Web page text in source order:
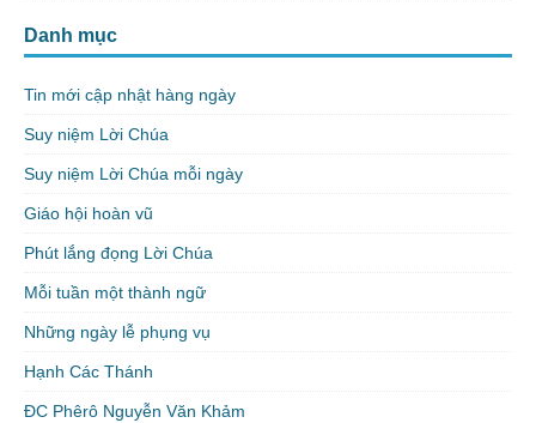
Danh mục
Tin mới cập nhật hàng ngày
Suy niệm Lời Chúa
Suy niệm Lời Chúa mỗi ngày
Giáo hội hoàn vũ
Phút lắng đọng Lời Chúa
Mỗi tuần một thành ngữ
Những ngày lễ phụng vụ
Hạnh Các Thánh
ĐC Phêrô Nguyễn Văn Khảm